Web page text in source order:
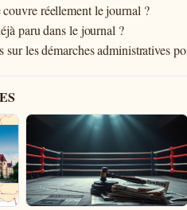
réellement le journal ?
paru dans le journal ?
les démarches administratives